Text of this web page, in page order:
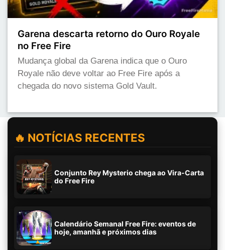
Garena descarta retorno do Ouro Royale
no Free Fire
Mudança global da Garena indica que o Ouro
Royale não deve voltar ao Free Fire após a
chegada do novo sistema Gold Vault.
🔥 NOTÍCIAS RECENTES
Conjunto Rey Mysterio chega ao Vira-Carta
do Free Fire
Calendário Semanal Free Fire: eventos de
hoje, amanhã e próximos dias